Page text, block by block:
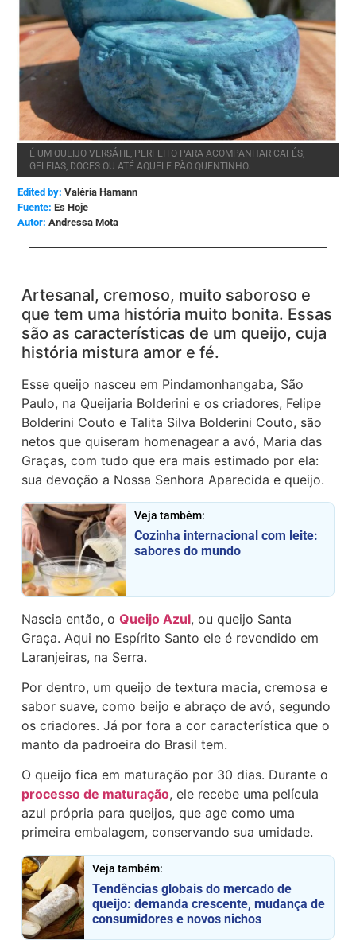
É UM QUEIJO VERSÁTIL, PERFEITO PARA ACOMPANHAR CAFÉS,
GELEIAS, DOCES OU ATÉ AQUELE PÃO QUENTINHO.
Edited by: Valéria Hamann
Es Hoje
Andressa Mota
Artesanal, cremoso, muito saboroso e
que tem uma história muito bonita. Essas
são as características de um queijo, cuja
história mistura amor e fé.
Esse queijo nasceu em Pindamonhangaba, São
Paulo, na Queijaria Bolderini e os criadores, Felipe
Bolderini Couto e Talita Silva Bolderini Couto, são
netos que quiseram homenagear a avó, Maria das
Graças, com tudo que era mais estimado por ela:
sua devoção a Nossa Senhora Aparecida e queijo.
Veja também:
Cozinha internacional com leite:
sabores do mundo
Nascia então, oQueijo Azul, ou queijo Santa
Graça. Aqui no Espírito Santo ele é revendido em
Laranjeiras, na Serra.
Por dentro, um queijo de textura macia, cremosa e
sabor suave, como beijo e abraço de avó, segundo
os criadores. Já por fora a cor característica que o
manto da padroeira do Brasil tem.
O queijo fica em maturação por 30 dias. Durante o
processo de maturação, ele recebe uma película
azul própria para queijos, que age como uma
primeira embalagem, conservando sua umidade.
Veja também:
Tendências globais do mercado de
queijo: demanda crescente, mudança de
consumidores e novos nichos